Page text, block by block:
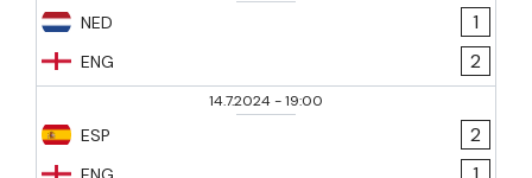
NED
ENG
1
2
14.7.2024-19:00
ESP
2